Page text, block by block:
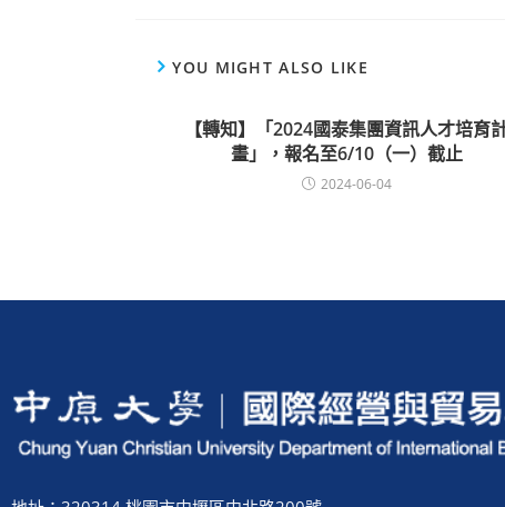
YOU MIGHT ALSO LIKE
【轉知】「2024國泰集團資訊人才培育
畫」，報名至6/10（一）截止
2024-06-04